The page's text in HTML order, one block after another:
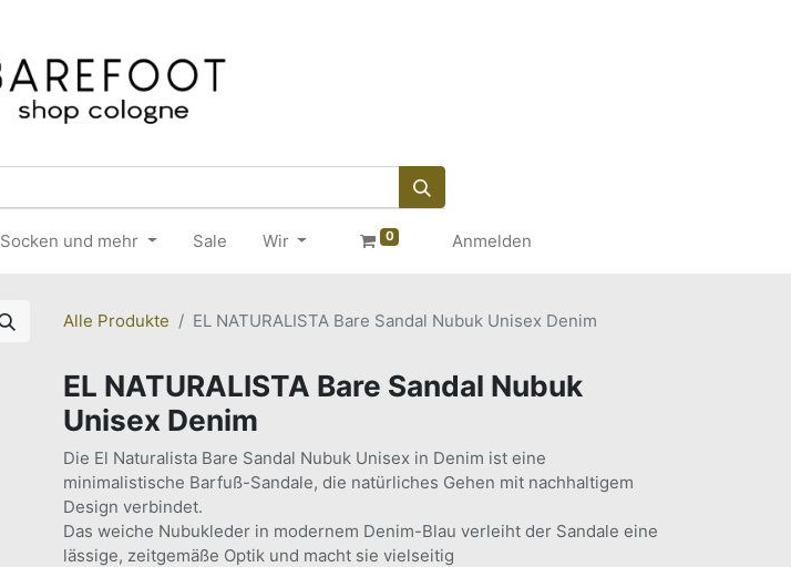
Socken und mehr Sale Wir 0 Anmelden
Alle Produkte EL NATURALISTA Bare Sandal Nubuk Unisex Denim
EL NATURALISTA Bare Sandal Nubuk
Unisex Denim
Die El Naturalista Bare Sandal Nubuk Unisex in Denim ist eine
minimalistische Barfuß-Sandale, die natürliches Gehen mit nachhaltigem
Design verbindet.
Das weiche Nubukleder in modernem Denim-Blau verleiht der Sandale eine
lässige, zeitgemäße Optik und macht sie vielseitig